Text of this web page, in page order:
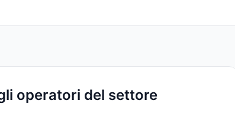
operatori del settore